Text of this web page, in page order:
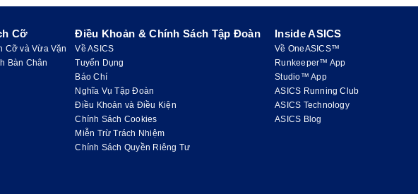
Cỡ
Cỡ và Vừa Vặn
Bàn Chân
Điều Khoản & Chính Sách Tập Đoàn
Về ASICS
Tuyển Dụng
Báo Chí
Nghĩa Vụ Tập Đoàn
Điều Khoản và Điều Kiện
Chính Sách Cookies
Miễn Trừ Trách Nhiệm
Chính Sách Quyền Riêng Tư
Inside ASICS
Về OneASICS™
Runkeeper™ App
Studio™ App
ASICS Running Club
ASICS Technology
ASICS Blog